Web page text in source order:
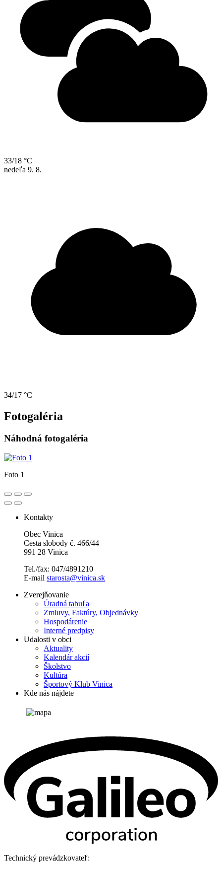
33/18 °C
nedeľa 9. 8.
34/17 °C
Fotogaléria
Náhodná fotogaléria
Foto 1
Kontakty
Obec Vinica
Cesta slobody č. 466/44
991 28 Vinica
Tel./fax: 047/4891210
E-mail starosta@vinica.sk
Zverejňovanie
Úradná tabuľa
Zmluvy, Faktúry, Objednávky
Hospodárenie
Interné predpisy
Udalosti v obci
Aktuality
Kalendár akcií
Školstvo
Kultúra
Športový Klub Vinica
Kde nás nájdete
Technický prevádzkovateľ: